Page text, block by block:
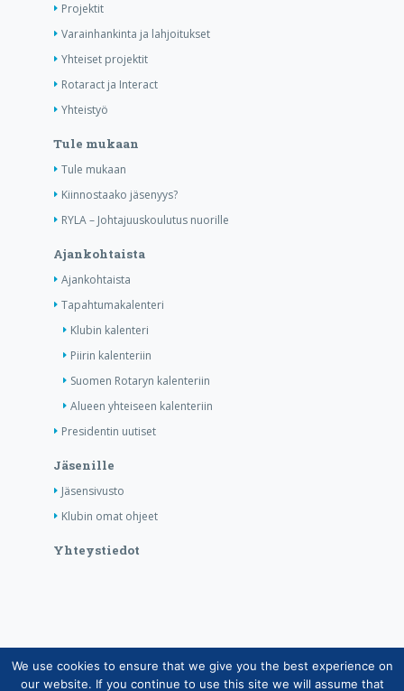
Projektit
Varainhankinta ja lahjoitukset
Yhteiset projektit
Rotaract ja Interact
Yhteistyö
Tule mukaan
Tule mukaan
Kiinnostaako jäsenyys?
RYLA – Johtajuuskoulutus nuorille
Ajankohtaista
Ajankohtaista
Tapahtumakalenteri
Klubin kalenteri
Piirin kalenteriin
Suomen Rotaryn kalenteriin
Alueen yhteiseen kalenteriin
Presidentin uutiset
Jäsenille
Jäsensivusto
Klubin omat ohjeet
Yhteystiedot
Copyright © Suomen Rotarypalvelu ry 2026 |
We use cookies to ensure that we give you the best experience on
our website. If you continue to use this site we will assume that